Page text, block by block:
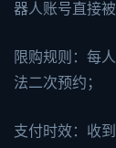
器人账号直接被
限购规则：每
法二次预约；
支付时效：收